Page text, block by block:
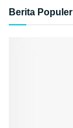
Berita Populer